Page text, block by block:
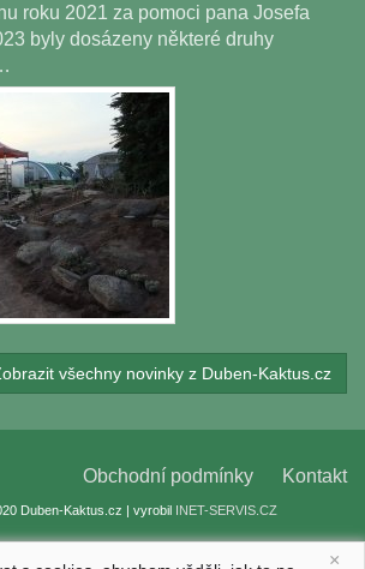
roku 2021 za pomoci pana Josefa
byly dosázeny některé druhy
všechny novinky z Duben-Kaktus.cz
Obchodní podmínky Kontakt
Duben-Kaktus.cz | vyrobil INET-SERVIS.CZ
×